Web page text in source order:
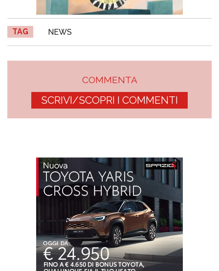
TAG NEWS
COMMENTA
SCRIVI/SCOPRI I COMMENTI